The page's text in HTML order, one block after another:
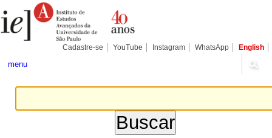
para
conteúdo.
Pessoais
Cadastre-se YouTube Instagram WhatsApp English
menu